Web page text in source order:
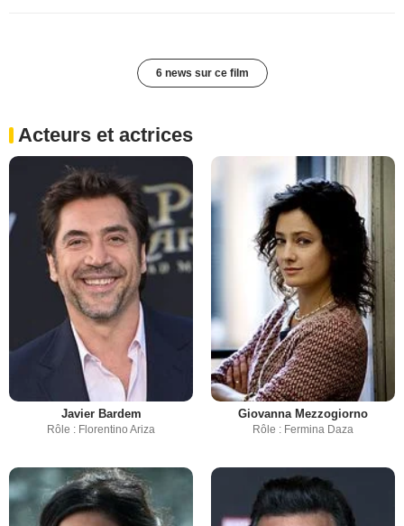
6 news sur ce film
Acteurs et actrices
Javier Bardem
Rôle : Florentino Ariza
Giovanna Mezzogiorno
Rôle : Fermina Daza